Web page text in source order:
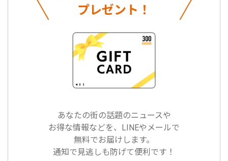
プレゼント！
あなたの街の話題のニュースや
お得な情報などを、LINEやメールで
無料でお届けします。
通知で見逃しも防げて便利です！